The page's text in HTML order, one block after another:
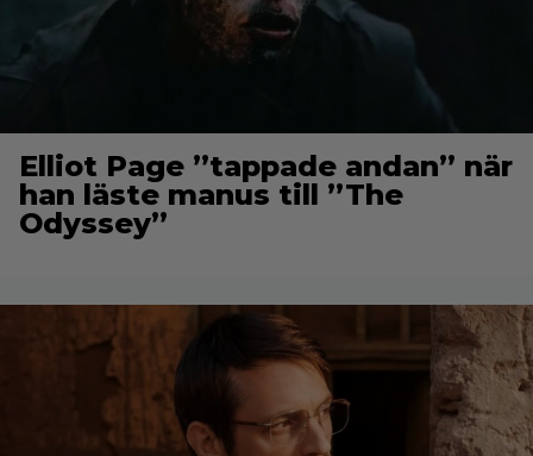
Elliot Page ”tappade andan” när
han läste manus till ”The
Odyssey”